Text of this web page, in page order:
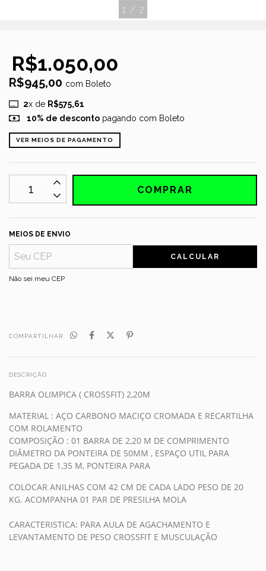
1 / 2
R$1.050,00
R$945,00 com Boleto
2x de R$575,61
10% de descontopagando com Boleto
VER MEIOS DE PAGAMENTO
MEIOS DE ENVIO
CALCULAR
Não sei meu CEP
COMPARTILHAR
DESCRIÇÃO
BARRA OLIMPICA ( CROSSFIT) 2,20M
MATERIAL : AÇO CARBONO MACIÇO CROMADA E RECARTILHA
COM ROLAMENTO
COMPOSIÇÃO : 01 BARRA DE 2,20 M DE COMPRIMENTO
DIÂMETRO DA PONTEIRA DE 50MM , ESPAÇO UTIL PARA
PEGADA DE 1,35 M, PONTEIRA PARA
COLOCAR ANILHAS COM 42 CM DE CADA LADO PESO DE 20
KG. ACOMPANHA 01 PAR DE PRESILHA MOLA
CARACTERISTICA: PARA AULA DE AGACHAMENTO E
LEVANTAMENTO DE PESO CROSSFIT E MUSCULAÇÃO